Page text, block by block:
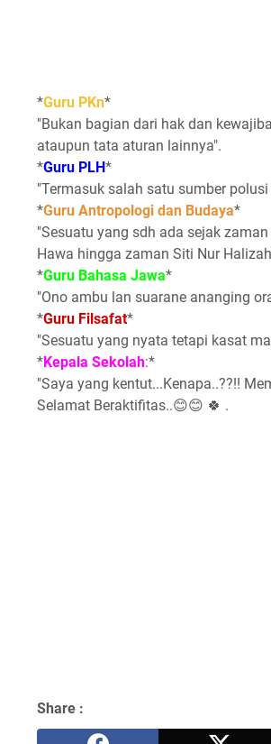
*Guru PKn*
"Bukan bagian dari hak dan
ataupun tata aturan lainnya".
*Guru PLH*
"Termasuk salah satu sumber
*Guru Antropologi dan Budaya*
"Sesuatu yang sdh ada sejak
Hawa hingga zaman Siti Nur
*Guru Bahasa Jawa*
"Ono ambu lan suarane ananging
*Guru Filsafat*
"Sesuatu yang nyata tetapi kasat
*Kepala Sekolah:*
"Saya yang kentut...Kenapa..??!!
Selamat Beraktifitas..😊😊 🍀 .
Share :